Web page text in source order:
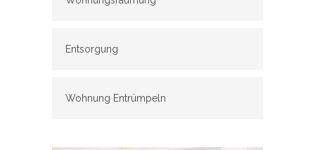
Entsorgung
Wohnung Entrümpeln